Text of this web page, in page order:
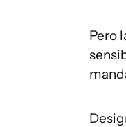
Pero